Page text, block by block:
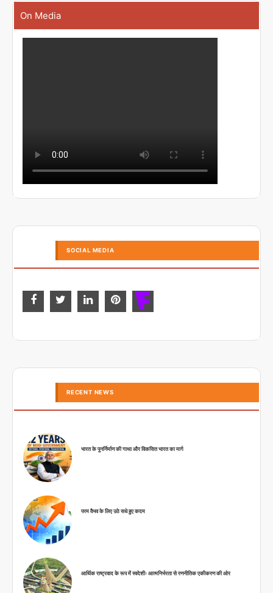
On Media
SOCIAL MEDIA
RECENT NEWS
भारत के पुनर्निर्माण की गाथा और विकसित भारत का मार्ग
परम वैभव के लिए उठे सधे हुए कदम
आर्थिक राष्ट्रवाद के रूप में स्वदेशीः आत्मनिर्भरता से रणनीतिक एकीकरण की ओर